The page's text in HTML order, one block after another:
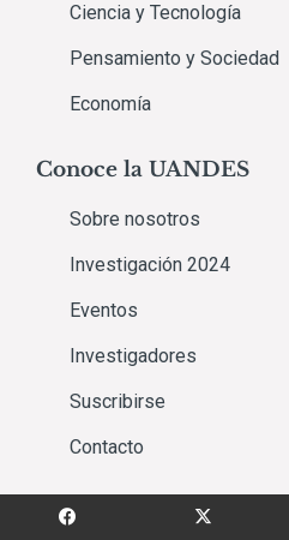
Ciencia y Tecnología
Pensamiento y Sociedad
Economía
Conoce la UANDES
Sobre nosotros
Investigación 2024
Eventos
Investigadores
Suscribirse
Contacto
Síguenos